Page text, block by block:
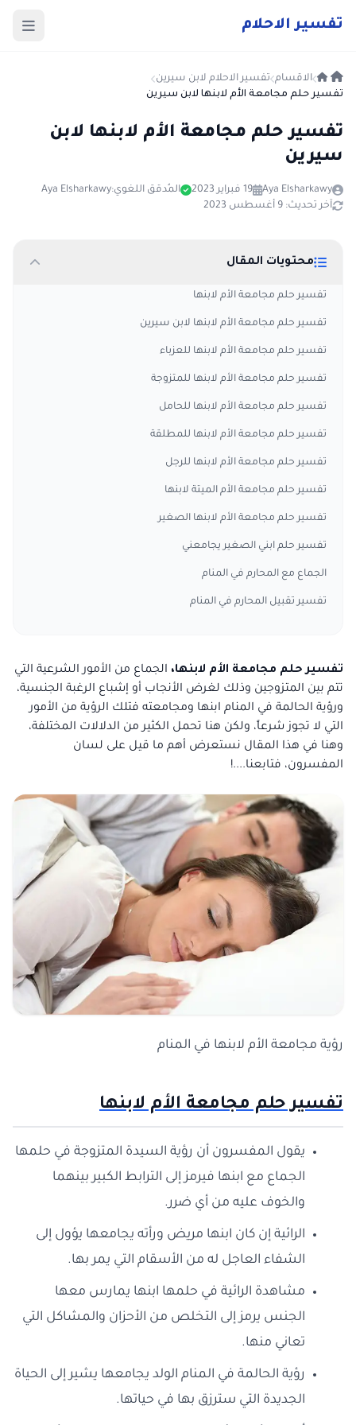
تفسير الاحلام
الاقسام تفسير الاحلام لابن سيرين
تفسير حلم مجامعة الأم لابنها لابن سيرين
تفسير حلم مجامعة الأم لابنها لابن
سيرين
Aya Elsharkawy 19 فبراير 2023 المُدقق اللغوي:Aya Elsharkawy
آخر تحديث: 9 أغسطس 2023
محتويات المقال
تفسير حلم مجامعة الأم لابنها
تفسير حلم مجامعة الأم لابنها لابن سيرين
تفسير حلم مجامعة الأم لابنها للعزباء
تفسير حلم مجامعة الأم لابنها للمتزوجة
تفسير حلم مجامعة الأم لابنها للحامل
تفسير حلم مجامعة الأم لابنها للمطلقة
تفسير حلم مجامعة الأم لابنها للرجل
تفسير حلم مجامعة الأم الميتة لابنها
تفسير حلم مجامعة الأم لابنها الصغير
تفسير حلم ابني الصغير يجامعني
الجماع مع المحارم في المنام
تفسير تقبيل المحارم في المنام
تفسير حلم مجامعة الأم لابنها، الجماع من الأمور الشرعية التي
تتم بين المتزوجين وذلك لغرض الأنجاب أو إشباع الرغبة الجنسية،
ورؤية الحالمة في المنام ابنها ومجامعته فتلك الرؤية من الأمور
التي لا تجوز شرعاً، ولكن هنا تحمل الكثير من الدلالات المختلفة،
وهنا في هذا المقال نستعرض أهم ما قيل على لسان
المفسرون، فتابعنا....!
رؤية مجامعة الأم لابنها في المنام
تفسير حلم مجامعة الأم لابنها
يقول المفسرون أن رؤية السيدة المتزوجة في حلمها
الجماع مع ابنها فيرمز إلى الترابط الكبير بينهما
والخوف عليه من أي ضرر.
الرائية إن كان ابنها مريض ورأته يجامعها يؤول إلى
الشفاء العاجل له من الأسقام التي يمر بها.
مشاهدة الرائية في حلمها ابنها يمارس معها
الجنس يرمز إلى التخلص من الأحزان والمشاكل التي
تعاني منها.
رؤية الحالمة في المنام الولد يجامعها يشير إلى الحياة
الجديدة التي سترزق بها في حياتها.